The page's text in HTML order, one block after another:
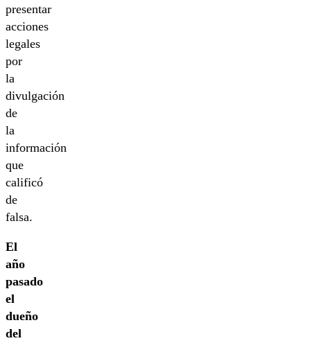
presentar
acciones
legales
por
la
divulgación
de
la
información
que
calificó
de
falsa.
El
año
pasado
el
dueño
del